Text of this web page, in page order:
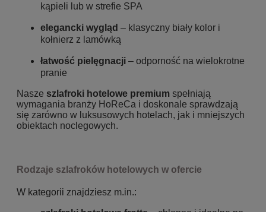
kąpieli lub w strefie SPA
elegancki wygląd – klasyczny biały kolor i
kołnierz z lamówką
łatwość pielęgnacji – odporność na wielokrotne
pranie
Nasze szlafroki hotelowe premium spełniają
wymagania branży HoReCa i doskonale sprawdzają
się zarówno w luksusowych hotelach, jak i mniejszych
obiektach noclegowych.
Rodzaje szlafroków hotelowych w ofercie
W kategorii znajdziesz m.in.: